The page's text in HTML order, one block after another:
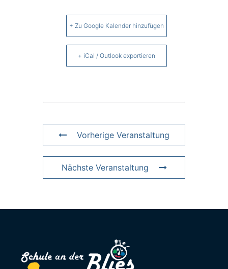
+ Zu Google Kalender hinzufügen
+ iCal / Outlook exportieren
Vorherige Veranstaltung
Nächste Veranstaltung